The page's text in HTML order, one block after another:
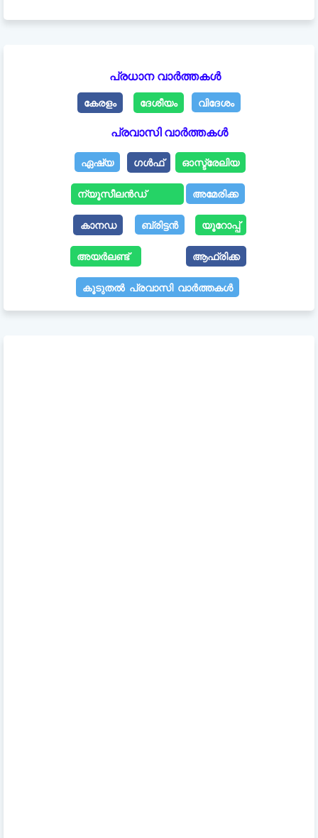
പ്രധാന വാർത്തകൾ
കേരളം ദേശീയം വിദേശം
പ്രവാസി വാർത്തകൾ
ഏഷ്യ ഗൾഫ് ഓസ്ട്രേലിയ
ന്യൂസീലൻഡ് അമേരിക്ക
കാനഡ ബ്രിട്ടൻ യൂറോപ്പ്
അയർലണ്ട് ആഫ്രിക്ക
കൂടുതൽ പ്രവാസി വാർത്തകൾ